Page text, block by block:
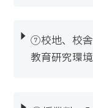
⑦校地、校
教育研究環